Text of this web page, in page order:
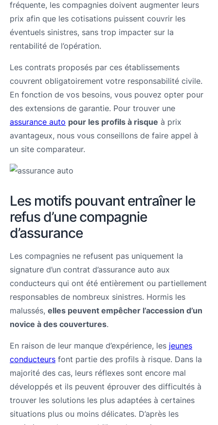
fréquente, les compagnies doivent augmenter leurs
prix afin que les cotisations puissent couvrir les
éventuels sinistres, sans trop impacter sur la
rentabilité de l’opération.
Les contrats proposés par ces établissements
couvrent obligatoirement votre responsabilité civile.
En fonction de vos besoins, vous pouvez opter pour
des extensions de garantie. Pour trouver une
assurance auto pour les profils à risque à prix
avantageux, nous vous conseillons de faire appel à
un site comparateur.
Les motifs pouvant entraîner le
refus d’une compagnie
d’assurance
Les compagnies ne refusent pas uniquement la
signature d’un contrat d’assurance auto aux
conducteurs qui ont été entièrement ou partiellement
responsables de nombreux sinistres. Hormis les
malussés, elles peuvent empêcher l’accession d’un
novice à des couvertures.
En raison de leur manque d’expérience, les jeunes
conducteurs font partie des profils à risque. Dans la
majorité des cas, leurs réflexes sont encore mal
développés et ils peuvent éprouver des difficultés à
trouver les solutions les plus adaptées à certaines
situations plus ou moins délicates. D’après les